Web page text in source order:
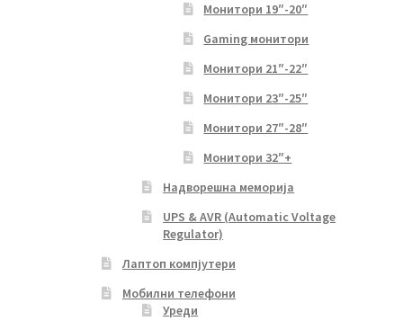
Монитори 19″-20″
Gaming монитори
Монитори 21″-22″
Монитори 23″-25″
Монитори 27″-28″
Монитори 32″+
Надворешна меморија
UPS & AVR (Automatic Voltage
Regulator)
Лаптоп компјутери
Мобилни телефони
Уреди